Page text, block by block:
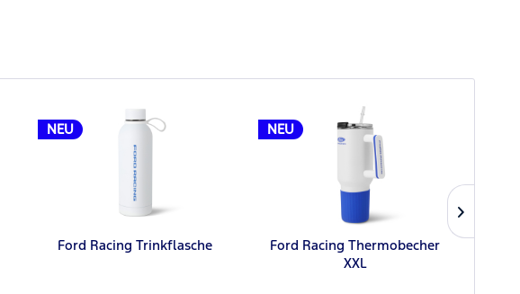
NEU
Ford Racing Trinkflasche
NEU
Ford Racing Thermobecher
XXL